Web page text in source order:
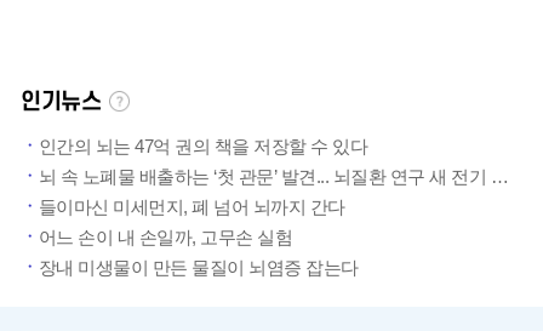
인기뉴스
인간의 뇌는 47억 권의 책을 저장할 수 있다
뇌 속 노폐물 배출하는 ‘첫 관문’ 발견... 뇌질환 연구 새 전기 마련
들이마신 미세먼지, 폐 넘어 뇌까지 간다
어느 손이 내 손일까, 고무손 실험
장내 미생물이 만든 물질이 뇌염증 잡는다